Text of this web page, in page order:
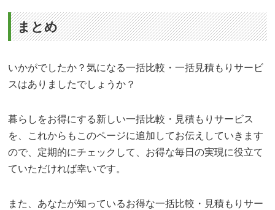
まとめ
いかがでしたか？気になる一括比較・一括見積もりサービ
スはありましたでしょうか？
暮らしをお得にする新しい一括比較・見積もりサービス
を、これからもこのページに追加してお伝えしていきます
ので、定期的にチェックして、お得な毎日の実現に役立て
ていただければ幸いです。
また、あなたが知っているお得な一括比較・見積もりサー